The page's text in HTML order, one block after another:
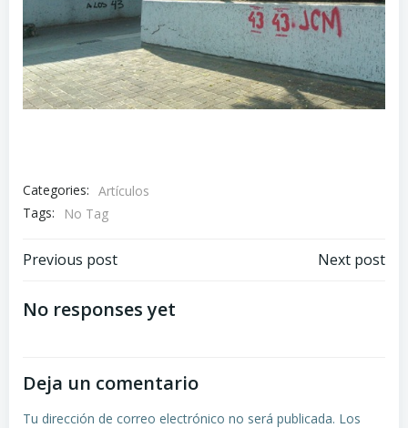
Categories: Artículos
Tags:
No Tag
Navegación
de
Previous post
Navegación
Next post
No responses yet
Deja un comentario
Tu dirección de correo electrónico no será publicada. Los